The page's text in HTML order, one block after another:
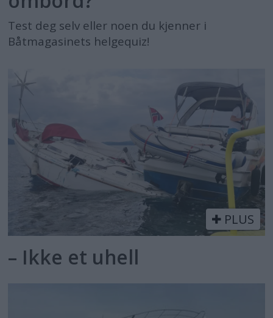
Test deg selv eller noen du kjenner i
Båtmagasinets helgequiz!
PLUS
– Ikke et uhell